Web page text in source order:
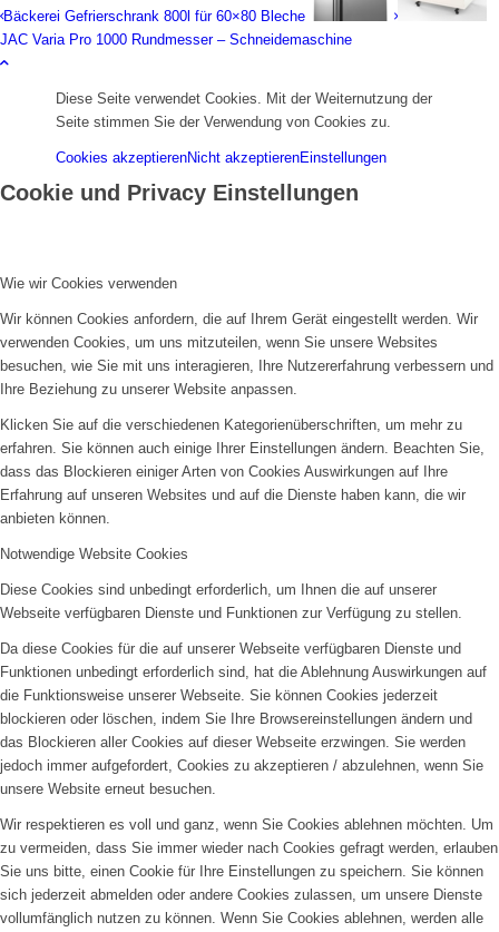
Bäckerei Gefrierschrank 800l für 60×80 Bleche
JAC Varia Pro 1000 Rundmesser – Schneidemaschine
Diese Seite verwendet Cookies. Mit der Weiternutzung der
Seite stimmen Sie der Verwendung von Cookies zu.
Cookies akzeptierenNicht akzeptierenEinstellungen
Cookie und Privacy Einstellungen
Wie wir Cookies verwenden
Wir können Cookies anfordern, die auf Ihrem Gerät eingestellt werden. Wir
verwenden Cookies, um uns mitzuteilen, wenn Sie unsere Websites
besuchen, wie Sie mit uns interagieren, Ihre Nutzererfahrung verbessern und
Ihre Beziehung zu unserer Website anpassen.
Klicken Sie auf die verschiedenen Kategorienüberschriften, um mehr zu
erfahren. Sie können auch einige Ihrer Einstellungen ändern. Beachten Sie,
dass das Blockieren einiger Arten von Cookies Auswirkungen auf Ihre
Erfahrung auf unseren Websites und auf die Dienste haben kann, die wir
anbieten können.
Notwendige Website Cookies
Diese Cookies sind unbedingt erforderlich, um Ihnen die auf unserer
Webseite verfügbaren Dienste und Funktionen zur Verfügung zu stellen.
Da diese Cookies für die auf unserer Webseite verfügbaren Dienste und
Funktionen unbedingt erforderlich sind, hat die Ablehnung Auswirkungen auf
die Funktionsweise unserer Webseite. Sie können Cookies jederzeit
blockieren oder löschen, indem Sie Ihre Browsereinstellungen ändern und
das Blockieren aller Cookies auf dieser Webseite erzwingen. Sie werden
jedoch immer aufgefordert, Cookies zu akzeptieren / abzulehnen, wenn Sie
unsere Website erneut besuchen.
Wir respektieren es voll und ganz, wenn Sie Cookies ablehnen möchten. Um
zu vermeiden, dass Sie immer wieder nach Cookies gefragt werden, erlauben
Sie uns bitte, einen Cookie für Ihre Einstellungen zu speichern. Sie können
sich jederzeit abmelden oder andere Cookies zulassen, um unsere Dienste
vollumfänglich nutzen zu können. Wenn Sie Cookies ablehnen, werden alle